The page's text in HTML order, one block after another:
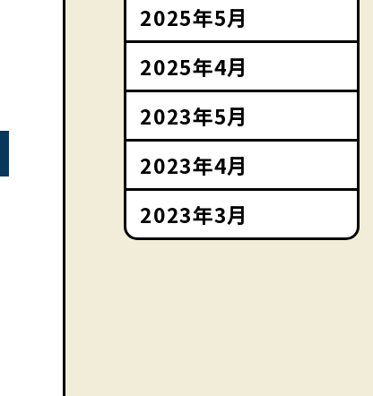
2025年5月
2025年4月
2023年5月
2023年4月
2023年3月